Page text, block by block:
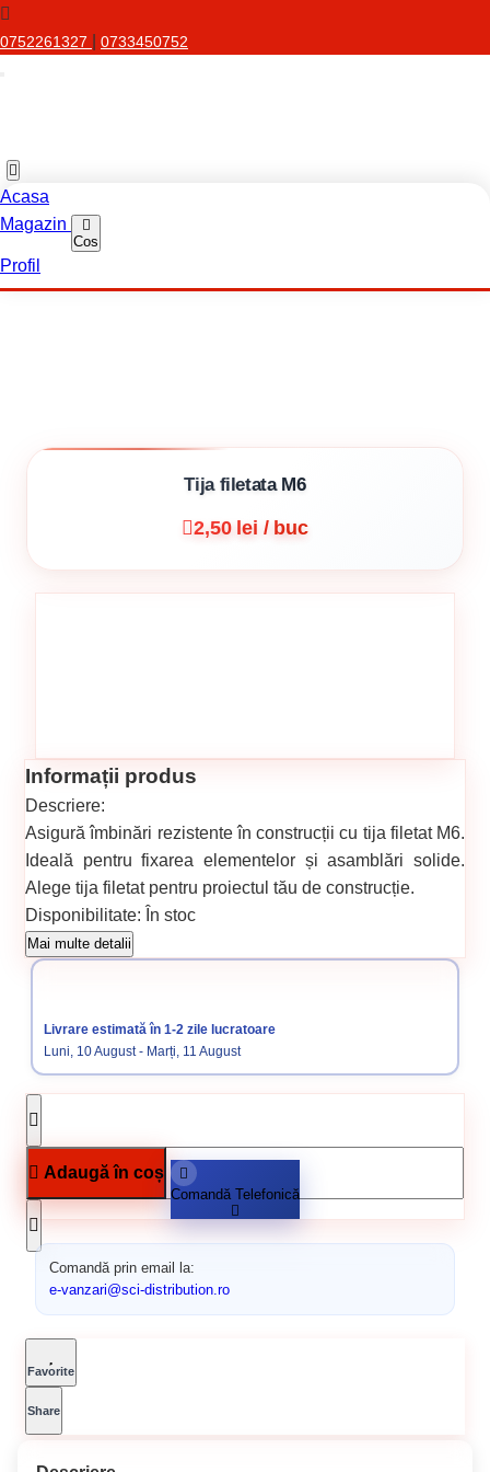
0752261327 0733450752
Acasa
Magazin
Cos
Profil
Tija filetata M6
2,50 lei / buc
Informații produs
Descriere:
Asigură îmbinări rezistente în construcții cu tija filetat M6.
Ideală pentru fixarea elementelor și asamblări solide.
Alege tija filetat pentru proiectul tău de construcție.
Disponibilitate: În stoc
Cod produs: 850
Categorii:
Mai multe detalii
Livrare estimată în 1-2 zile lucratoare
Luni, 10 August - Marți, 11 August
Adaugă în coș
Comandă Telefonică
Comandă prin email la:
e-vanzari@sci-distribution.ro
Favorite
Share